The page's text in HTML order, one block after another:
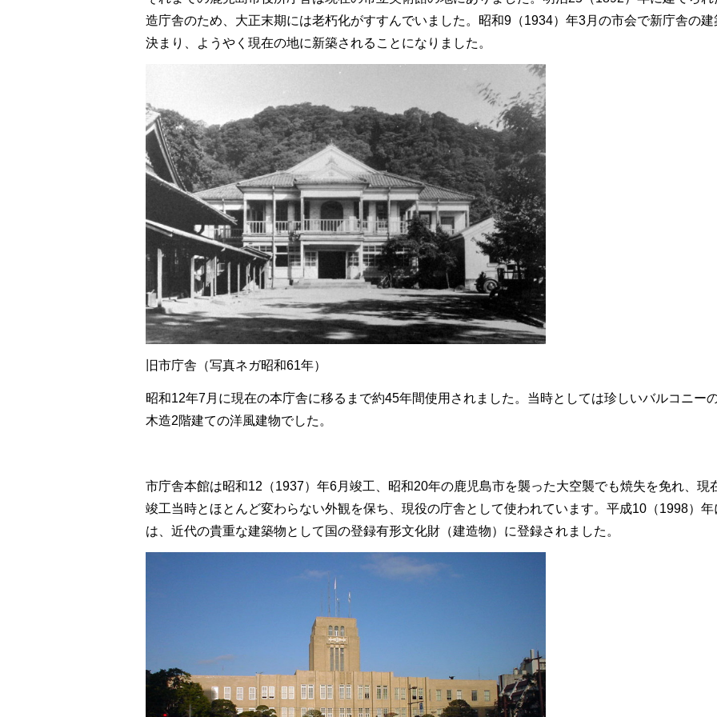
造庁舎のため、大正末期には老朽化がすすんでいました。昭和9（1934）年3月の市会で新庁舎の建
決まり、ようやく現在の地に新築されることになりました。
旧市庁舎（写真ネガ昭和61年）
昭和12年7月に現在の本庁舎に移るまで約45年間使用されました。当時としては珍しいバルコニー
木造2階建ての洋風建物でした。
市庁舎本館は昭和12（1937）年6月竣工、昭和20年の鹿児島市を襲った大空襲でも焼失を免れ、現
竣工当時とほとんど変わらない外観を保ち、現役の庁舎として使われています。平成10（1998）年
は、近代の貴重な建築物として国の登録有形文化財（建造物）に登録されました。